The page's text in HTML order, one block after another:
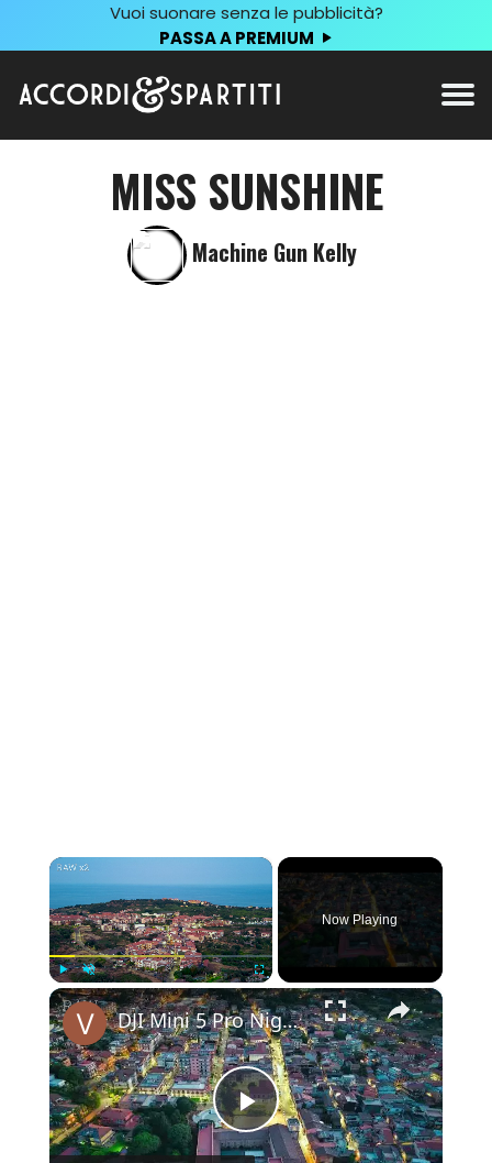
Vuoi suonare senza le pubblicità?
PASSA A PREMIUM
MISS SUNSHINE
Machine Gun Kelly
×
Play Unmute Fullscreen
Now Playing
×
Play
DJI Mini 5 Pro Night Photography - Med Tele Mode